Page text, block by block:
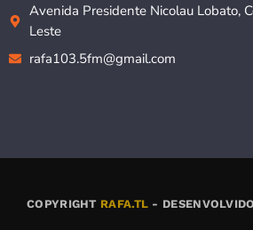
Avenida Presidente Nicolau Lobato,
Leste
rafa103.5fm@gmail.com
COPYRIGHT RAFA.TL -